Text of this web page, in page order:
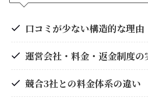
口コミが少ない構造的な理由
運営会社・料金・返金制度の
競合3社との料金体系の違い